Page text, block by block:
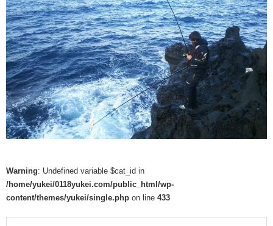
Warning: Undefined variable $cat_id in
/home/yukei/0118yukei.com/public_html/wp-
content/themes/yukei/single.php on line 433